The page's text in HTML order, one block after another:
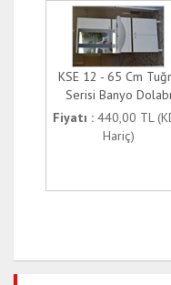
KSE 12 - 65 Cm
Serisi Banyo Dolabı
Fiyatı : 440,00 TL
Hariç)